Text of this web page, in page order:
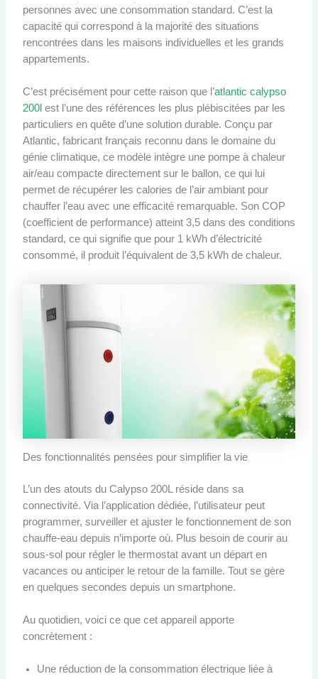
personnes avec une consommation standard. C’est la
capacité qui correspond à la majorité des situations
rencontrées dans les maisons individuelles et les grands
appartements.
C’est précisément pour cette raison que l’atlantic calypso
200l est l’une des références les plus plébiscitées par les
particuliers en quête d’une solution durable. Conçu par
Atlantic, fabricant français reconnu dans le domaine du
génie climatique, ce modèle intègre une pompe à chaleur
air/eau compacte directement sur le ballon, ce qui lui
permet de récupérer les calories de l’air ambiant pour
chauffer l’eau avec une efficacité remarquable. Son COP
(coefficient de performance) atteint 3,5 dans des conditions
standard, ce qui signifie que pour 1 kWh d’électricité
consommé, il produit l’équivalent de 3,5 kWh de chaleur.
Des fonctionnalités pensées pour simplifier la vie
L’un des atouts du Calypso 200L réside dans sa
connectivité. Via l’application dédiée, l’utilisateur peut
programmer, surveiller et ajuster le fonctionnement de son
chauffe-eau depuis n’importe où. Plus besoin de courir au
sous-sol pour régler le thermostat avant un départ en
vacances ou anticiper le retour de la famille. Tout se gère
en quelques secondes depuis un smartphone.
Au quotidien, voici ce que cet appareil apporte
concrètement :
Une réduction de la consommation électrique liée à